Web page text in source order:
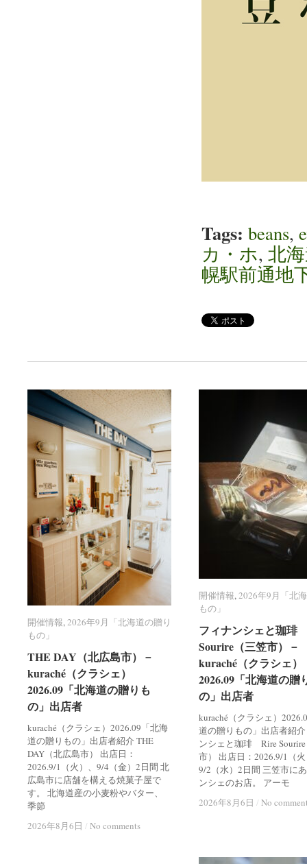
Tags: beans,
カ・ホ, 北
幌駅前通地
開催情報,2026年9月「北海道の贈り
もの」
THE DAY（北広島市）－
kuraché（クラシェ）
2026.09「北海道の贈りも
の」出店者
kuraché（クラシェ）2026.09「北海
道の贈りもの」出店者紹介 THE
DAY（北広島市） 出店日：
2026.9/1（火）、9/4（金）2日間 北
広島市に店舗を構える焼菓子屋で
す。 北海道産の小麦粉やバター、
季節
2026年8月6日 / No comments
開催情報 2026年9月「北海道の贈り
もの」
THE DAY（北広島市）－
kuraché（クラシェ）
2026.09「北海道の贈りも
の」出店者
2026年8月6日 / No comments
開催情報,2026年9月「北
もの」
フィナンシェと珈
Sourire（三笠市）－
kuraché（クラシェ）
2026.09「北海道の贈
の」出店者
kuraché（クラシェ）
道の贈りもの」出店者紹
ンシェと珈琲 Rire
市） 出店日：2026.9/1（
9/2（水）2日間 三笠市に
ンシェのお店。 アーモ
2026年8月6日 / No
開催情報 2026年9月「北
もの」
フィナンシェと珈
Sourire（三笠市）－
kuraché（クラシェ）
2026.09「北海道の贈
の」出店者
2026年8月6日 / No